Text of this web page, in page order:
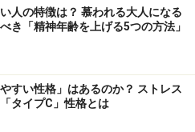
事者等による情報の提供は、診
診断・治療を必要とする方は、適
めいたします。記事内容は執筆者
全ての方への有効性を保証するも
提供する情報に基づいて被ったい
各ガイド、その他当社と契約した
かねます。
人の特徴は？ 慕われる大人になる
き「精神年齢を上げる5つの方法」
やすい性格」はあるのか？ ストレス
タイプC」性格とは